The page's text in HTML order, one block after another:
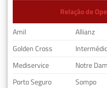
Relação de
Amil
Allianz
Golden Cross
Mediservice
Notre
Porto Seguro
Sompo